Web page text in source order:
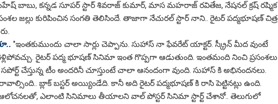
మహేష్ బాబు, కన్నడ సూపర్ స్టార్ శివరాజ్ కుమార్, మాస మహరాజ్ రవితేజ, నేషనల్ క్రష్ రష్మిక
జల్లు కురిపించిన సంగతి తెలిసిందే. తాజాగా నేచురల్ స్టార్ నాని.. రైటర్ పద్మభూషణ్ చిత్ర
‘’ఇంతకుముందు చాలా సార్లు చెప్పాను. సుహాస్ నా ఫేవరేట్ యాక్టర్. స్క్రీన్ మీద వుంటే
రైటర్ పద్మ భూషణ్ సినిమా ఇంత గొప్పగా ఆడుతుంది. ఇంతమంది నించి ప్రసంశలు
చేస్తున్న టీం అందరినీ చూస్తుంటే చాలా ఆనందంగా వుంది. సుహాస్ కి అభినందనలు.
బ్లాక్ బస్టర్ అయ్యిండేది. కానీ అది రైటర్ పద్మభూషణ్ కి రాసి పెట్టినట్లు ఉంది.
ఆలోచనలతో, ఎలాంటి సినిమాలు తీయాలని వాల్ పోస్టర్ సినిమా స్టార్ట్ చేశానో.. తెలుగులో